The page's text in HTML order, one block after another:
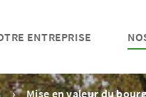
ENTREPRISE
Mise en valeur du bourg